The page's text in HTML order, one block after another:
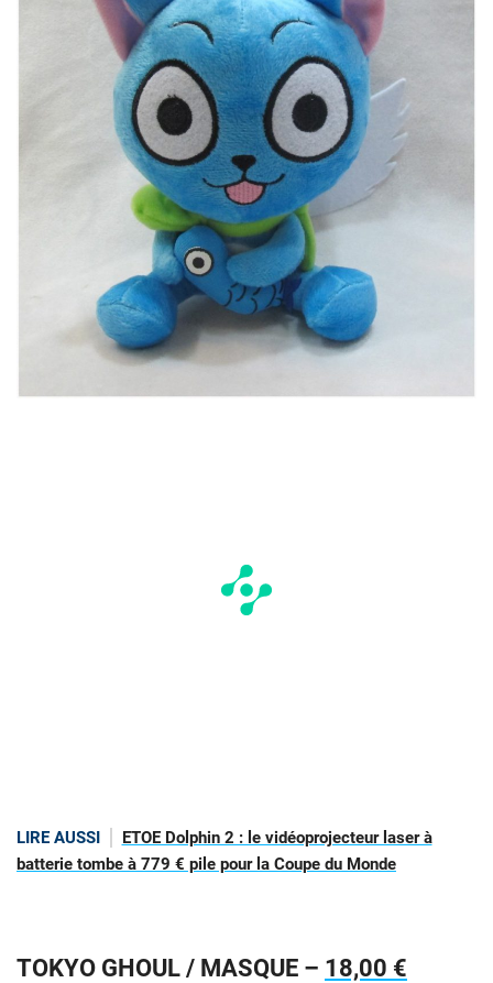
LIRE AUSSI
ETOE Dolphin 2 : le vidéoprojecteur laser à
batterie tombe à 779 € pile pour la Coupe du Monde
TOKYO GHOUL / MASQUE – 18,00 €